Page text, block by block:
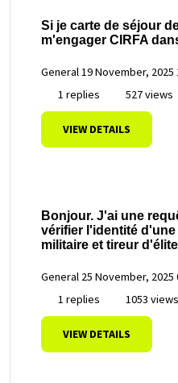
Si je carte de séjour
m'engager CIRFA
General19 November, 2025
1 replies
527 views
VIEW DETAILS
Bonjour. J'ai une
vérifier l'identité
militaire et tireur
General 25 November, 2025
1 replies
1053 views
VIEW DETAILS